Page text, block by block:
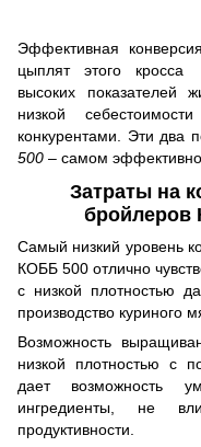
Эффективная
цыплят этого кросса
высоких показателей
низкой
конкурентами. Эти два
500 – самом
Затраты на
бройлеров
Самый низкий уровень
КОББ 500 отлично
с низкой плотностью
производство куриного
Возможность
низкой плотностью с
дает возможность
ингредиенты, не
продуктивности.